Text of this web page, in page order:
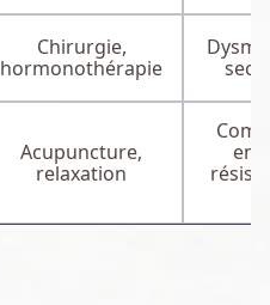
Chirurgie,
hormonothérapie
Acupuncture,
relaxation
en